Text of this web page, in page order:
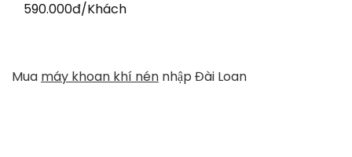
590.000đ/Khách
Mua máy khoan khí nén nhập Đài Loan